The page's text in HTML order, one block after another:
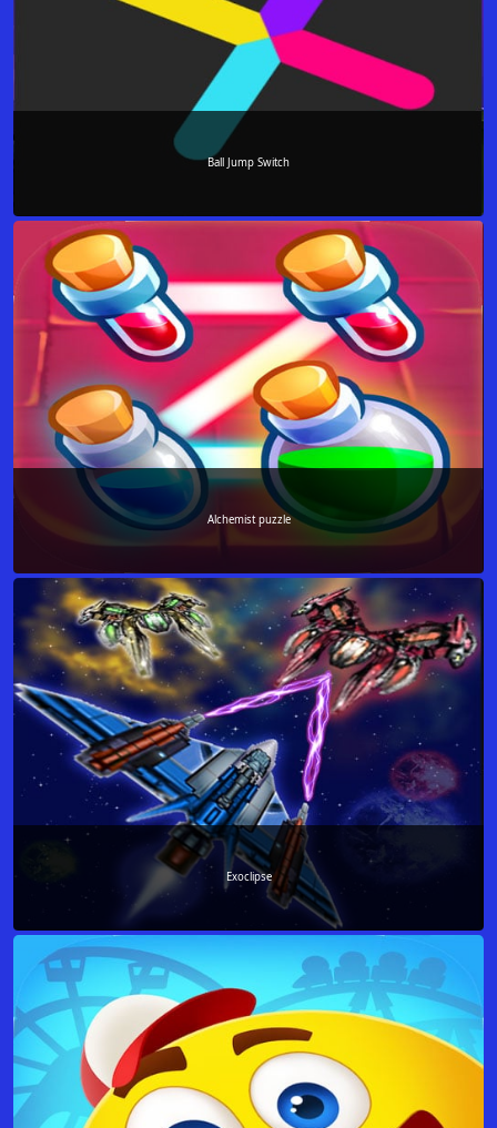
Ball Jump Switch
Alchemist puzzle
Exoclipse